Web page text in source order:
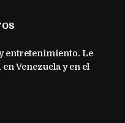
entretenimiento. Le
Venezuela y en el